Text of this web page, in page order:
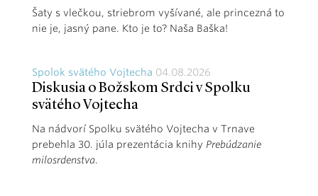
Šaty s vlečkou, striebrom vyšívané, ale princezná to
nie je, jasný pane. Kto je to? Naša Baška!
Spolok svätého Vojtecha 04.08.2026
Diskusia o Božskom Srdci v Spolku
svätého Vojtecha
Na nádvorí Spolku svätého Vojtecha v Trnave
prebehla 30. júla prezentácia knihy Prebúdzanie
milosrdenstva.